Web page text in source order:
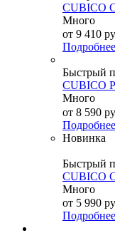
CUBICO
Много
от 9 410
Подробнее
Быстрый
CUBICO
Много
от 8 590
Подробнее
Новинка
Быстрый
CUBICO
Много
от 5 990
Подробнее